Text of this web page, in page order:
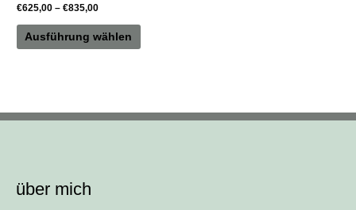
€625,00 –€835,00
Ausführung wählen
der
werden
über mich